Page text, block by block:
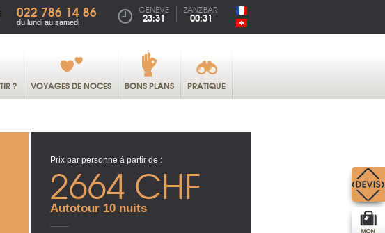
022 786 14 86
du lundi au samedi
GENÈVE
23:31
ZANZIBAR
00:31
? VOYAGES DE NOCES BONS PLANS PRATIQUE
Prix par personne à partir de :
2664 CHF
Autotour 10 nuits